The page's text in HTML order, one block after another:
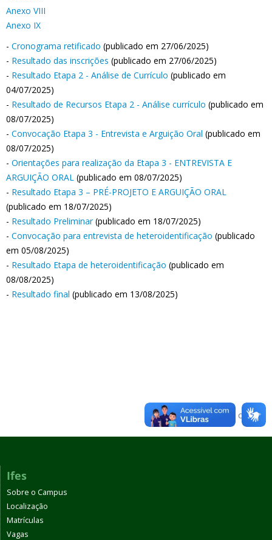
Anexo VIII
Anexo IX
- Cronograma retificado (publicado em 27/06/2025)
- Resultado das inscrições (publicado em 27/06/2025)
- Resultado Etapa 2 - Análise de Currículo (publicado em
04/07/2025)
- Resultado de Recursos Etapa 2 - Análise currículo (publicado em
08/07/2025)
- Convocação Etapa 3 - Entrevista e Arguição Oral (publicado em
08/07/2025)
- Orientações para realização da Etapa 3 - ENTREVISTA E
ARGUIÇÃO ORAL (publicado em 08/07/2025)
- Resultado Etapa 3 – PRÉ-PROJETO E ARGUIÇÃO ORAL
(publicado em 18/07/2025)
- Resultado Preliminar(publicado em 18/07/2025)
- Convocação para entrevista de heteroidentificação (publicado
em 05/08/2025)
- Resultado Etapa de heteroidentificação (publicado em
08/08/2025)
- Resultado final (publicado em 13/08/2025)
Voltar para o topo
Ifes
Sobre o Campus
Localização
Matrículas
Vagas